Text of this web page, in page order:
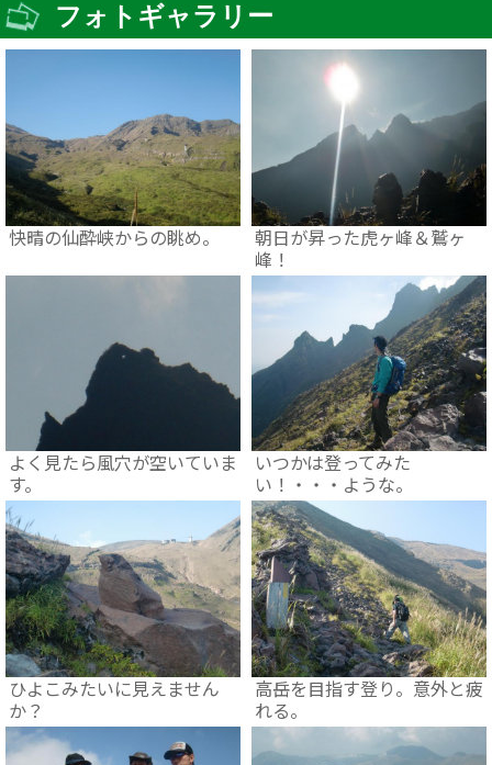
フォトギャラリー
快晴の仙酔峡からの眺め。
朝日が昇った虎ヶ峰＆鷲ヶ
峰！
よく見たら風穴が空いていま
す。
いつかは登ってみた
い！・・・ような。
ひよこみたいに見えません
か？
高岳を目指す登り。意外と疲
れる。